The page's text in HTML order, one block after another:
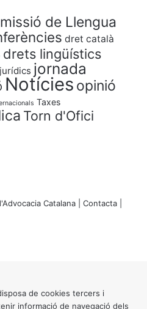
de Llengua
dret català
drets lingüístics
jornada
Notícies opinió
Taxes
Torn d'Ofici
Catalana | Contacta
de cookies tercers i
informació de navegació dels